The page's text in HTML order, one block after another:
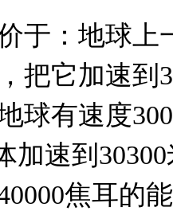
于：地球上
把它加速到
球有速度
加速到
焦耳的